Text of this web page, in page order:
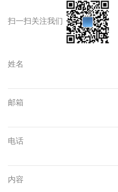
扫一扫关注我们
姓名
邮箱
电话
内容